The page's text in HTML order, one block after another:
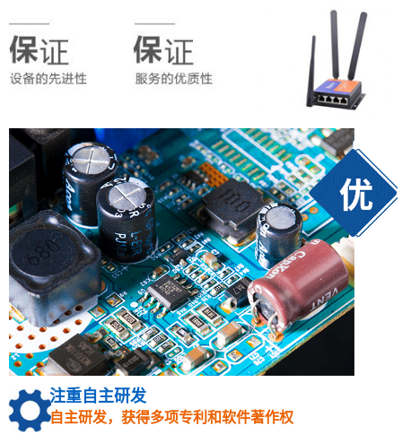
注重自主研发
自主研发，获得多项专利和软件著作权